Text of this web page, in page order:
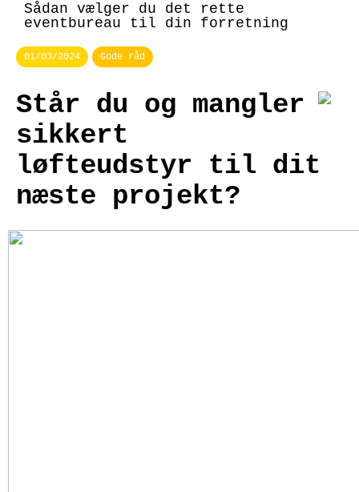
Sådan vælger du det rette
eventbureau til din forretning
01/03/2024 Gode råd
Står du og mangler
sikkert
løfteudstyr til dit
næste projekt?